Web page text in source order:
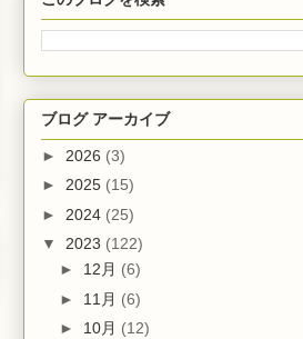
ブログ アーカイブ
► 2026 (3)
► 2025 (15)
► 2024 (25)
▼ 2023 (122)
► 12月 (6)
► 11月 (6)
► 10月 (12)